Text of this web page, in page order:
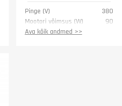
Pinge (V)
380
Mootori võimsus (W)
90
Mahuti maht (l)
Ava kõik andmed >>